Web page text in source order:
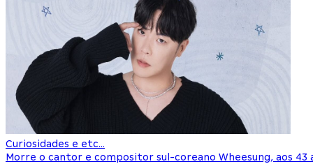
Curiosidades e etc...
Morre o cantor e compositor sul-coreano Wheesung, aos 43